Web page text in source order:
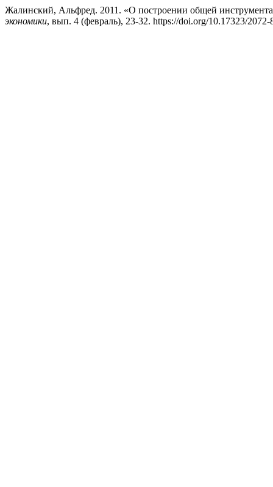
Жалинский, Альфред. 2011. «О построении общей
экономики, вып. 4 (февраль), 23-32. https://doi.org/10.17323/2072-